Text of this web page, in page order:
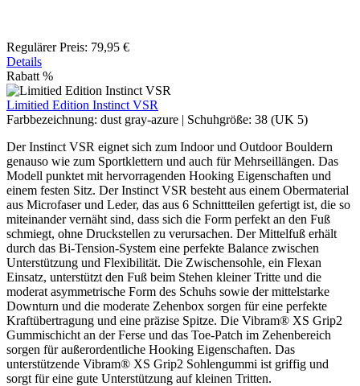
Regulärer Preis: 79,95 €
Details
Rabatt %
Limitied Edition Instinct VSR
Farbbezeichnung: dust gray-azure | Schuhgröße: 38 (UK 5)
Der Instinct VSR eignet sich zum Indoor und Outdoor Bouldern
genauso wie zum Sportklettern und auch für Mehrseillängen. Das
Modell punktet mit hervorragenden Hooking Eigenschaften und
einem festen Sitz. Der Instinct VSR besteht aus einem Obermaterial
aus Microfaser und Leder, das aus 6 Schnittteilen gefertigt ist, die so
miteinander vernäht sind, dass sich die Form perfekt an den Fuß
schmiegt, ohne Druckstellen zu verursachen. Der Mittelfuß erhält
durch das Bi-Tension-System eine perfekte Balance zwischen
Unterstützung und Flexibilität. Die Zwischensohle, ein Flexan
Einsatz, unterstützt den Fuß beim Stehen kleiner Tritte und die
moderat asymmetrische Form des Schuhs sowie der mittelstarke
Downturn und die moderate Zehenbox sorgen für eine perfekte
Kraftübertragung und eine präzise Spitze. Die Vibram® XS Grip2
Gummischicht an der Ferse und das Toe-Patch im Zehenbereich
sorgen für außerordentliche Hooking Eigenschaften. Das
unterstützende Vibram® XS Grip2 Sohlengummi ist griffig und
sorgt für eine gute Unterstützung auf kleinen Tritten.